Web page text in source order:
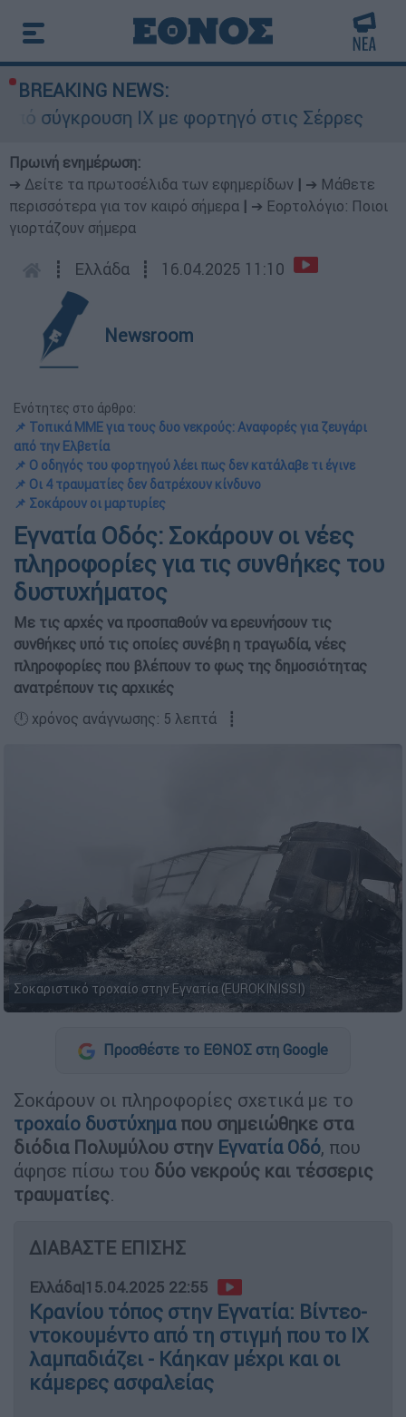
BREAKING NEWS:
ΙΧ με φορτηγό στις Σέρρες
Πρωινή ενημέρωση:
➔ Δείτε τα πρωτοσέλιδα των εφημερίδων
➔ Μάθετε
περισσότερα για τον καιρό σήμερα
➔ Εορτολόγιο: Ποιοι
γιορτάζουν σήμερα
┋ Ελλάδα ┋ 16.04.2025 11:10
Newsroom
Ενότητες στο άρθρο:
📌 Τοπικά ΜΜΕ για τους δυο νεκρούς: Αναφορές για ζευγάρι
από την Ελβετία
📌 Ο οδηγός του φορτηγού λέει πως δεν κατάλαβε τι έγινε
📌 Οι 4 τραυματίες δεν δατρέχουν κίνδυνο
📌 Σοκάρουν οι μαρτυρίες
Εγνατία Οδός: Σοκάρουν οι νέες
πληροφορίες για τις συνθήκες του
δυστυχήματος
Με τις αρχές να προσπαθούν να ερευνήσουν τις
συνθήκες υπό τις οποίες συνέβη η τραγωδία, νέες
πληροφορίες που βλέπουν το φως της δημοσιότητας
ανατρέπουν τις αρχικές
🕛 χρόνος ανάγνωσης: 5 λεπτά ┋
Σοκαριστικό τροχαίο στην Εγνατία (EUROKINISSI)
Προσθέστε το ΕΘΝΟΣ στη Google
Σοκάρουν οι πληροφορίες σχετικά με το
τροχαίο δυστύχημαπου σημειώθηκε στα
διόδια Πολυμύλου στην Εγνατία Οδό, που
άφησε πίσω του δύο νεκρούς και τέσσερις
τραυματίες.
ΔΙΑΒΑΣΤΕ ΕΠΙΣΗΣ
Ελλάδα|15.04.2025 22:55
Κρανίου τόπος στην Εγνατία: Βίντεο-
ντοκουμέντο από τη στιγμή που το ΙΧ
λαμπαδιάζει - Κάηκαν μέχρι και οι
κάμερες ασφαλείας